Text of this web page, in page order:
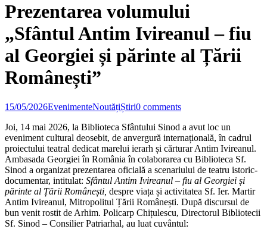
Prezentarea volumului
„Sfântul Antim Ivireanul – fiu
al Georgiei și părinte al Țării
Românești”
15/05/2026EvenimenteNoutățiȘtiri0 comments
Joi, 14 mai 2026, la Biblioteca Sfântului Sinod a avut loc un
eveniment cultural deosebit, de anvergură internațională, în cadrul
proiectului teatral dedicat marelui ierarh și cărturar Antim Ivireanul.
Ambasada Georgiei în România în colaborarea cu Biblioteca Sf.
Sinod a organizat prezentarea oficială a scenariului de teatru istoric-
documentar, intitulat: Sfântul Antim Ivireanul – fiu al Georgiei și
părinte al Țării Românești, despre viața și activitatea Sf. Ier. Martir
Antim Ivireanul, Mitropolitul Țării Românești. După discursul de
bun venit rostit de Arhim. Policarp Chițulescu, Directorul Bibliotecii
Sf. Sinod – Consilier Patriarhal, au luat cuvântul: